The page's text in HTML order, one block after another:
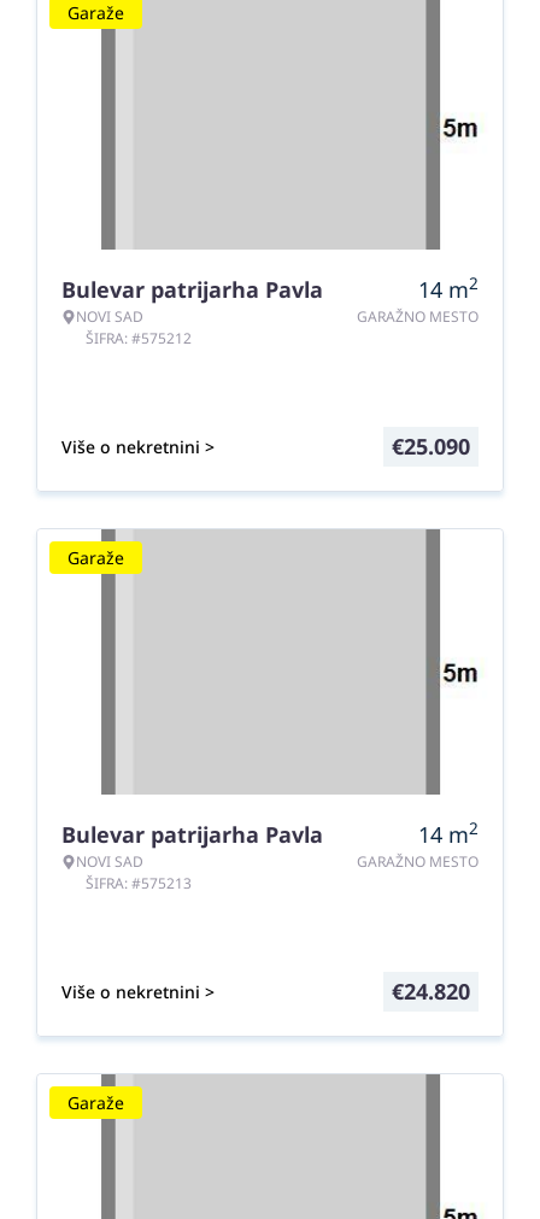
Garaže
Bulevar patrijarha Pavla
NOVI SAD
ŠIFRA: #575212
14 m2
GARAŽNO MESTO
Više o nekretnini > €25.090
Garaže
Bulevar patrijarha Pavla
NOVI SAD
ŠIFRA: #575213
14 m2
GARAŽNO MESTO
Više o nekretnini > €24.820
Garaže